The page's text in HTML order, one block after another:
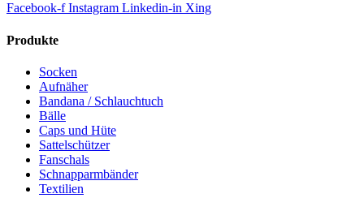
Facebook-f Instagram Linkedin-in Xing
Produkte
Socken
Aufnäher
Bandana / Schlauchtuch
Bälle
Caps und Hüte
Sattelschützer
Fanschals
Schnapparmbänder
Textilien